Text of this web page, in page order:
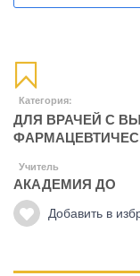
Категория:
ДЛЯ ВРАЧЕЙ С
Учитель
АКАДЕМИЯ ДО
Добавить в